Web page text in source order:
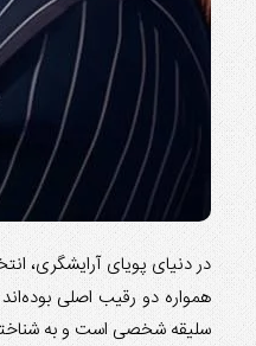
در دنیای پویای آرایشگری،
همواره دو رقیب اصلی
سلیقه شخصی است و به